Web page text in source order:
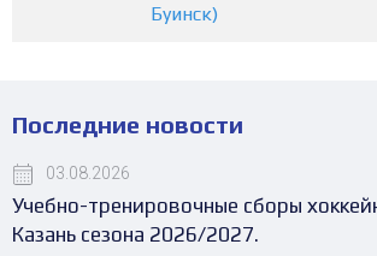
Буинск)
Последние новости
03.08.2026
Учебно-тренировочные сборы
Казань сезона 2026/2027.